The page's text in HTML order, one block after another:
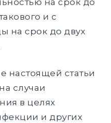
и с
на срок до двух
настоящей статьи
случаи
в целях
и других